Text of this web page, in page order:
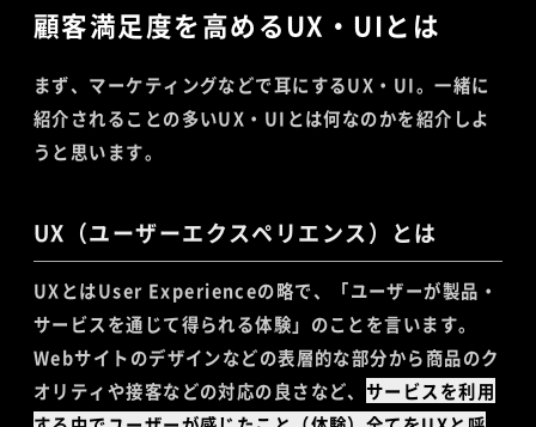
顧客満足度を高めるUX・UIとは
まず、マーケティングなどで耳にするUX・UI。一緒に
紹介されることの多いUX・UIとは何なのかを紹介しよ
うと思います。
UX（ユーザーエクスペリエンス）とは
UXとはUser Experienceの略で、「ユーザーが製品・
サービスを通じて得られる体験」のことを言います。
Webサイトのデザインなどの表層的な部分から商品のク
オリティや接客などの対応の良さなど、 サービスを利用